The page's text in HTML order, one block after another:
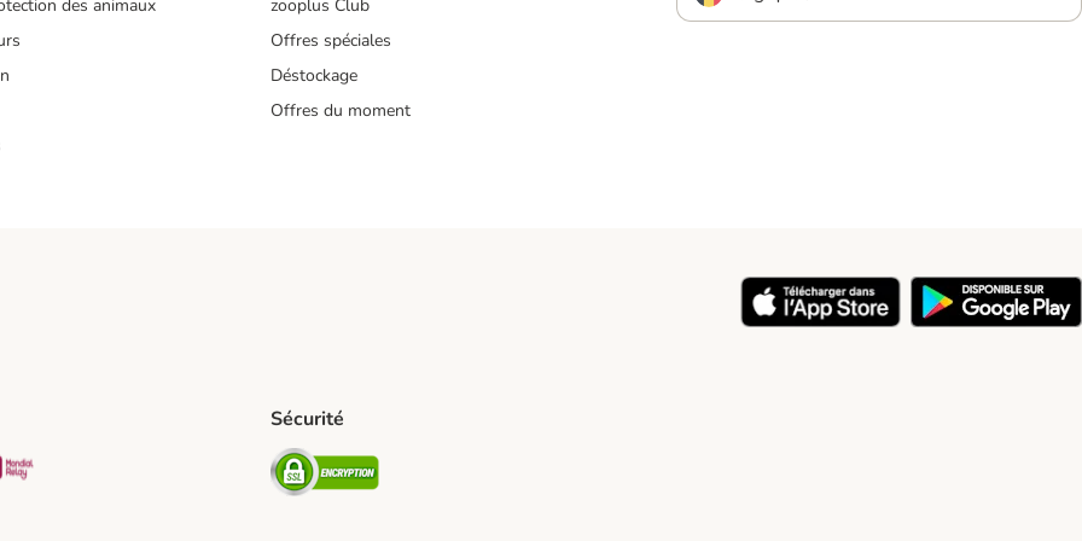
des animaux
zooplus Club
Offres spéciales
Déstockage
Offres du moment
Method
Shipping Method
Mondial relay Shipping Method
Sécurité
Security